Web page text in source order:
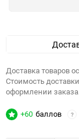
Доставка товаров
Стоимость
оформлении
+60 баллов ?